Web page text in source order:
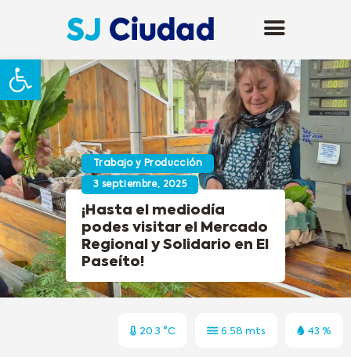
Abrir barra de herramientas
Trabajo y Producción
3 septiembre, 2025
¡Hasta el mediodía
podes visitar el Mercado
Regional y Solidario en El
Paseíto!
20.3 °C 6.58 mts 43 %